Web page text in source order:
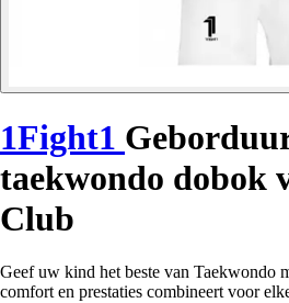
1Fight1
taekwondo dobok
Club
Geef uw kind het beste van Taekwondo
comfort en prestaties combineert voor